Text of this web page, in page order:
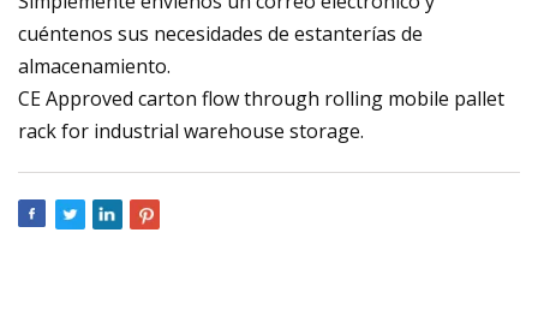
cuéntenos sus necesidades de estanterías de
almacenamiento.
CE Approved carton flow through rolling mobile pallet
rack for industrial warehouse storage.